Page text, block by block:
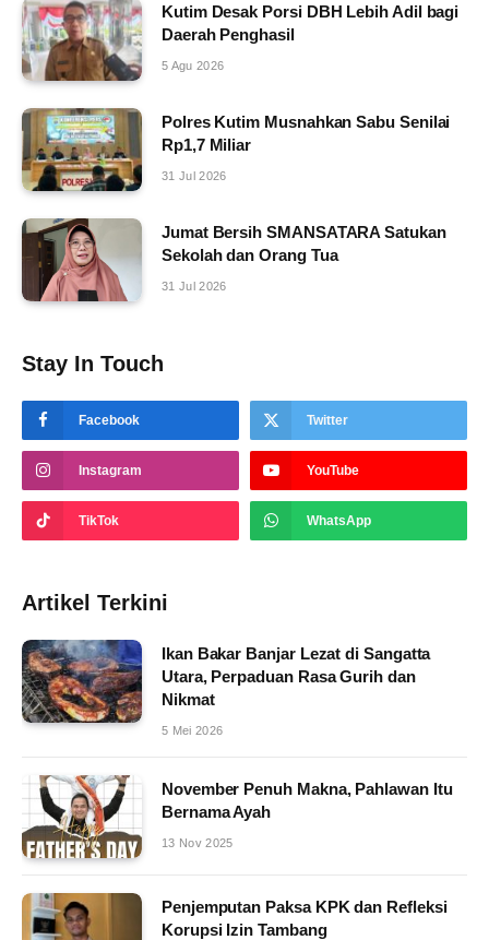
Kutim Desak Porsi DBH Lebih Adil bagi
Daerah Penghasil
5 Agu 2026
Polres Kutim Musnahkan Sabu Senilai
Rp1,7 Miliar
31 Jul 2026
Jumat Bersih SMANSATARA Satukan
Sekolah dan Orang Tua
31 Jul 2026
Stay In Touch
Facebook Twitter
Instagram YouTube
TikTok WhatsApp
Artikel Terkini
Ikan Bakar Banjar Lezat di Sangatta
Utara, Perpaduan Rasa Gurih dan
Nikmat
5 Mei 2026
November Penuh Makna, Pahlawan Itu
Bernama Ayah
13 Nov 2025
Penjemputan Paksa KPK dan Refleksi
Korupsi Izin Tambang